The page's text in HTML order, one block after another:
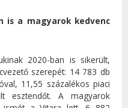
is a magyarok kedvenc
2020-ban is sikerült,
szerepét: 14 783 db
11,55 százalékos piaci
esztendőt. A magyarok